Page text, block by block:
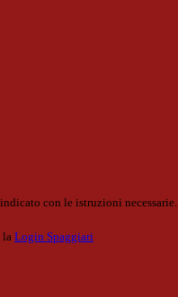
con le istruzioni necessarie.
la Login Spaggiari